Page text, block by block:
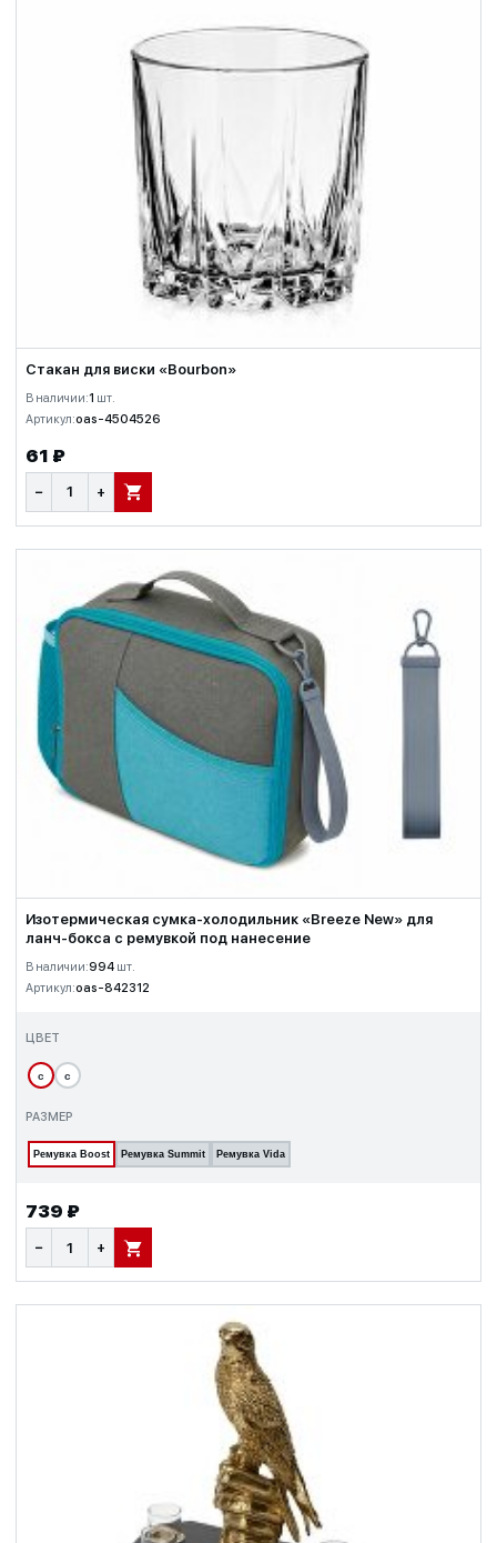
Стакан для виски «Bourbon»
В наличии:1 шт.
Артикул:oas-4504526
61 ₽
− + В КОРЗИНУ
Изотермическая сумка-холодильник «Breeze New» для
ланч-бокса с ремувкой под нанесение
В наличии:994 шт.
Артикул:oas-842312
ЦВЕТ
с с
РАЗМЕР
Ремувка Boost Ремувка Summit Ремувка Vida
739 ₽
− + В КОРЗИНУ